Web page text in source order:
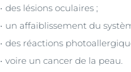
des lésions oculaires ;
un affaiblissement du
des réactions
voire un cancer de la peau.